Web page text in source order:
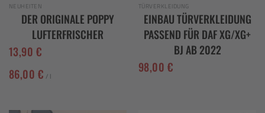
NEUHEITEN
DER ORIGINALE POPPY
LUFTERFRISCHER
13,90€
86,00€ / l
TÜRVERKLEIDUNG
EINBAU TÜRVERKLEIDUNG
PASSEND FÜR DAF XG/XG+
BJ AB 2022
98,00€